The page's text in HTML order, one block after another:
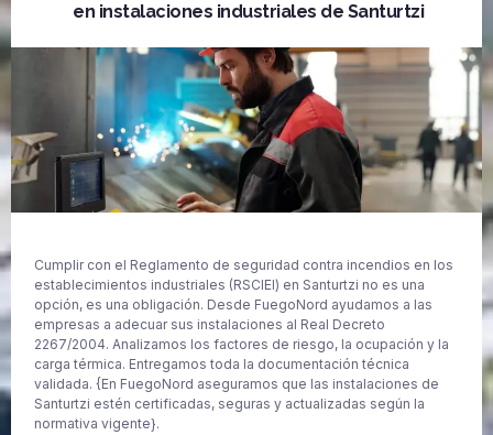
en instalaciones industriales de Santurtzi
Cumplir con el Reglamento de seguridad contra incendios en los
establecimientos industriales (RSCIEI) en Santurtzi no es una
opción, es una obligación. Desde FuegoNord ayudamos a las
empresas a adecuar sus instalaciones al Real Decreto
2267/2004. Analizamos los factores de riesgo, la ocupación y la
carga térmica. Entregamos toda la documentación técnica
validada. {En FuegoNord aseguramos que las instalaciones de
Santurtzi estén certificadas, seguras y actualizadas según la
normativa vigente}.